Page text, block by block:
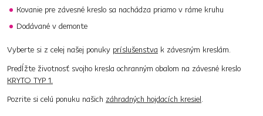
Kovanie pre závesné kreslo sa nachádza priamo v ráme kruhu
Dodávané v demonte
Vyberte si z celej našej ponuky príslušenstva k závesným kreslám.
Predĺžte životnosť svojho kresla ochranným obalom na závesné kreslo
KRYTO TYP 1.
Pozrite si celú ponuku našich záhradných hojdacích kresiel.